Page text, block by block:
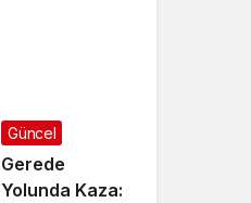
Güncel
Gerede
Yolunda Kaza: